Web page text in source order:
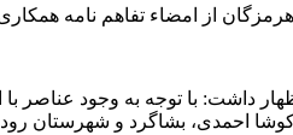
از امضاء تفاهم نامه
داشت: با توجه به وجود عناصر
احمدی، بشاگرد و شهرستان